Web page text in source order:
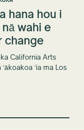
hana hou i
nā wahi e
change
California Arts
ʻia ma Los